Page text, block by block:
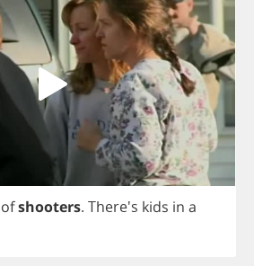
ofshooters. There's kids in a